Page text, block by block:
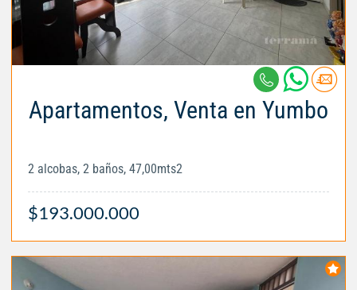
Apartamentos, Venta en Yumbo
2 alcobas, 2 baños, 47,00mts2
$193.000.000